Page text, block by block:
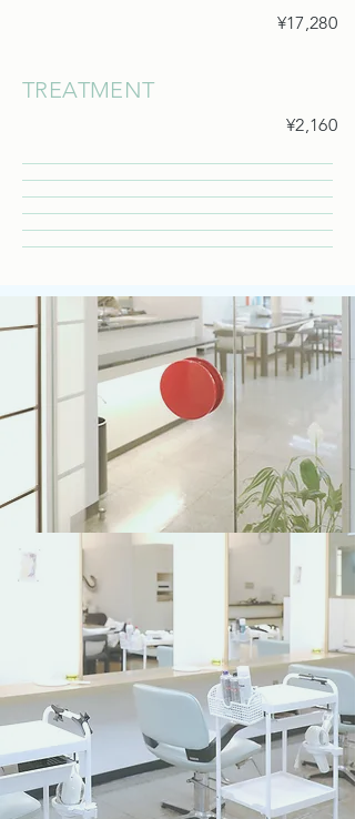
¥17,280
TREATMENT
¥2,160